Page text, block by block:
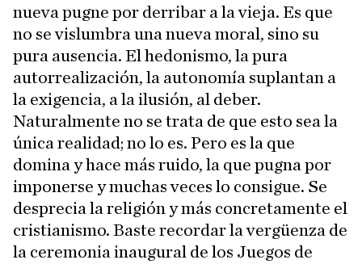
nueva pugne por derribar a la vieja. Es que
no se vislumbra una nueva moral, sino su
pura ausencia. El hedonismo, la pura
autorrealización, la autonomía suplantan a
la exigencia, a la ilusión, al deber.
Naturalmente no se trata de que esto sea la
única realidad; no lo es. Pero es la que
domina y hace más ruido, la que pugna por
imponerse y muchas veces lo consigue. Se
desprecia la religión y más concretamente el
cristianismo. Baste recordar la vergüenza de
la ceremonia inaugural de los Juegos de